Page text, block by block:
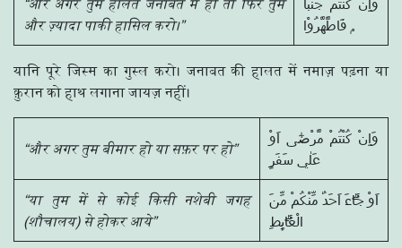
और ज़्यादा पाकी हासिल करो।”
فَاطَّهَّرُوْا ۭ
यानि पूरे जिस्म का गुस्ल करो। जनाबत की हालत में नमाज़ पढ़ना या
क़ुरान को हाथ लगाना जायज़ नहीं।
“और अगर तुम बीमार हो या सफ़र पर हो”
وَاِنْ كُنْتُمْ مَّرْضٰٓى اَوْ
عَلٰي سَفَرٍ
“या तुम में से कोई किसी नशेबी जगह
(शौचालय) से होकर आये”
اَوْ جَاۗءَ اَحَدٌ مِّنْكُمْ مِّنَ
الْغَاۗىِٕطِ